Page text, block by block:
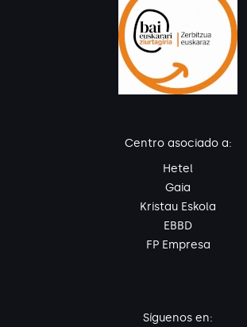
Centro asociado a:
Hetel
Gaia
Kristau Eskola
EBBD
FP Empresa
Síguenos en: